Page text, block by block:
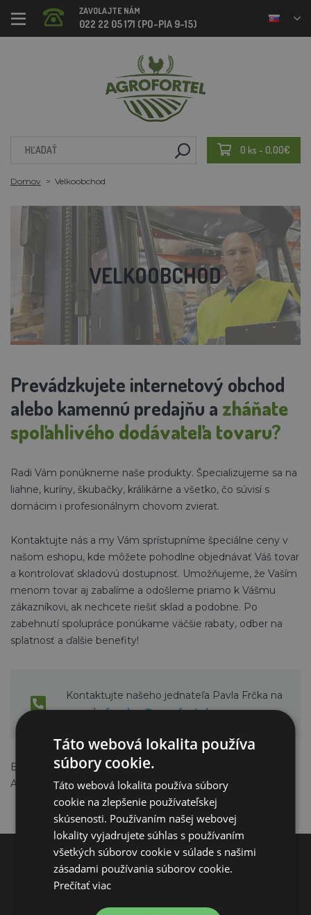
ZAVOLAJTE NÁM
022 22 05 171 (PO-PIA 9-15)
0 ks - 0,00€
Domov Velkoobchod
VELKOOBCHOD
Prevádzkujete internetový obchod
alebo kamennú predajňu a zháňate
spoľahlivého dodávateľa tovaru?
Radi Vám ponúkneme naše produkty. Špecializujeme sa na
liahne, kuríny, škubačky, králikárne a všetko, čo súvisí s
domácim i profesionálnym chovom zvierat.
Kontaktujte nás a my Vám sprístupníme špeciálne ceny v
našom eshopu, kde môžete pohodlne objednávať Váš tovar
a kontrolovať skladovú dostupnosť. Umožňujeme, že Vaším
menom tovar aj zabalíme a odošleme priamo k Vášmu
zákazníkovi, ak nechcete riešiť sklad a podobne. Po
zabehnutí spolupráce ponúkame väčšie rabaty, odber na
splatnosť a ďalšie benefity!
Kontaktujte našeho jednateľa Pavla Frčka na
e-mailufrcek.p@agrofortel.cz
Budeme sa tešiť na prípadnú spoluprácu.
AGROFORTEL, s.r.o.
KONTAKTY
AGROFORTEL, S.R.O.
Táto webová lokalita používa
súbory cookie.
Táto webová lokalita používa súbory
cookie na zlepšenie používateľskej
skúsenosti. Používaním našej webovej
lokality vyjadrujete súhlas s používaním
všetkých súborov cookie v súlade s našimi
zásadami používania súborov cookie.
Prečítať viac